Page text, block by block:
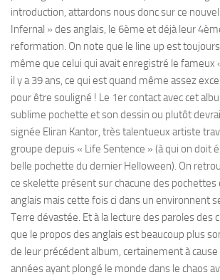
introduction, attardons nous donc sur ce
Infernal » des anglais, le 6ème et déjà leur
reformation. On note que le line up est
même que celui qui avait enregistré le fameux
il y a 39 ans, ce qui est quand même assez
pour être souligné ! Le 1er contact avec cet
sublime pochette et son dessin ou plutôt
signée Eliran Kantor, très talentueux artiste
groupe depuis « Life Sentence » (à qui on doit
belle pochette du dernier Helloween). On
ce skelette présent sur chacune des pochettes
anglais mais cette fois ci dans un environnent
Terre dévastée. Et à la lecture des paroles des
que le propos des anglais est beaucoup plus
de leur précédent album, certainement à
années ayant plongé le monde dans le chaos